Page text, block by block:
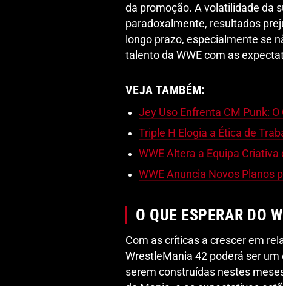
da promoção. A volatilidade da
paradoxalmente, resultados
longo prazo, especialmente se
talento da WWE com as
VEJA TAMBÉM:
Jey Uso Enfrenta CM Punk: O
Triple H Elogia a Ética de
WWE Altera a Equipa
WWE Anuncia Novos Planos
O QUE ESPERAR DO
Com as críticas a crescer em
WrestleMania 42 poderá ser
serem construídas nestes